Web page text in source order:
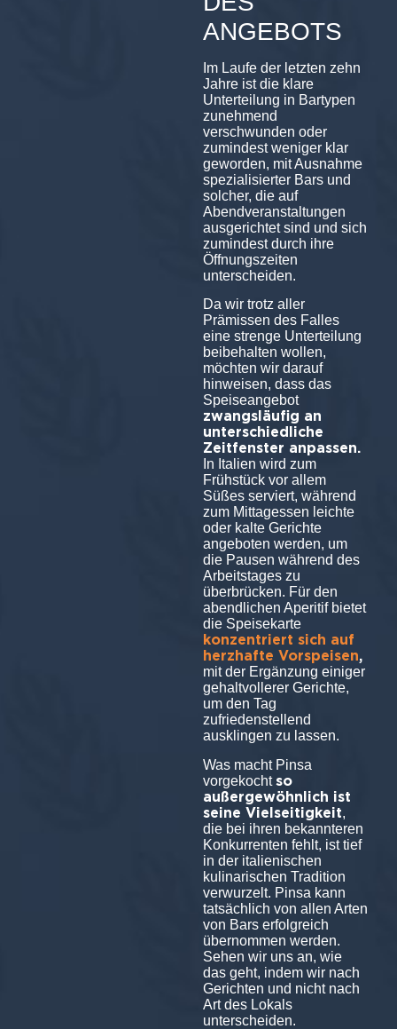
ANGEBOTS
Im Laufe der letzten zehn
Jahre ist die klare
Unterteilung in Bartypen
zunehmend
verschwunden oder
zumindest weniger klar
geworden, mit Ausnahme
spezialisierter Bars und
solcher, die auf
Abendveranstaltungen
ausgerichtet sind und sich
zumindest durch ihre
Öffnungszeiten
unterscheiden.
Da wir trotz aller
Prämissen des Falles
eine strenge Unterteilung
beibehalten wollen,
möchten wir darauf
hinweisen, dass das
Speiseangebot
zwangsläufig an
unterschiedliche
Zeitfenster anpassen.
In Italien wird zum
Frühstück vor allem
Süßes serviert, während
zum Mittagessen leichte
oder kalte Gerichte
angeboten werden, um
die Pausen während des
Arbeitstages zu
überbrücken. Für den
abendlichen Aperitif bietet
die Speisekarte
konzentriert sich auf
herzhafte Vorspeisen,
mit der Ergänzung einiger
gehaltvollerer Gerichte,
um den Tag
zufriedenstellend
ausklingen zu lassen.
Was macht Pinsa
vorgekochtso
außergewöhnlich ist
seine Vielseitigkeit,
die bei ihren bekannteren
Konkurrenten fehlt, ist tief
in der italienischen
kulinarischen Tradition
verwurzelt. Pinsa kann
tatsächlich von allen Arten
von Bars erfolgreich
übernommen werden.
Sehen wir uns an, wie
das geht, indem wir nach
Gerichten und nicht nach
Art des Lokals
unterscheiden.